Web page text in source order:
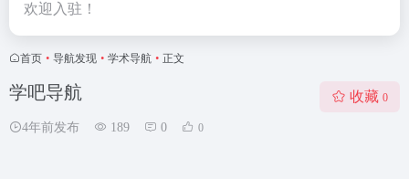
欢迎入驻！
首页 • 导航发现 • 学术导航 • 正文
学吧导航
4年前发布 189 0 0
收藏 0